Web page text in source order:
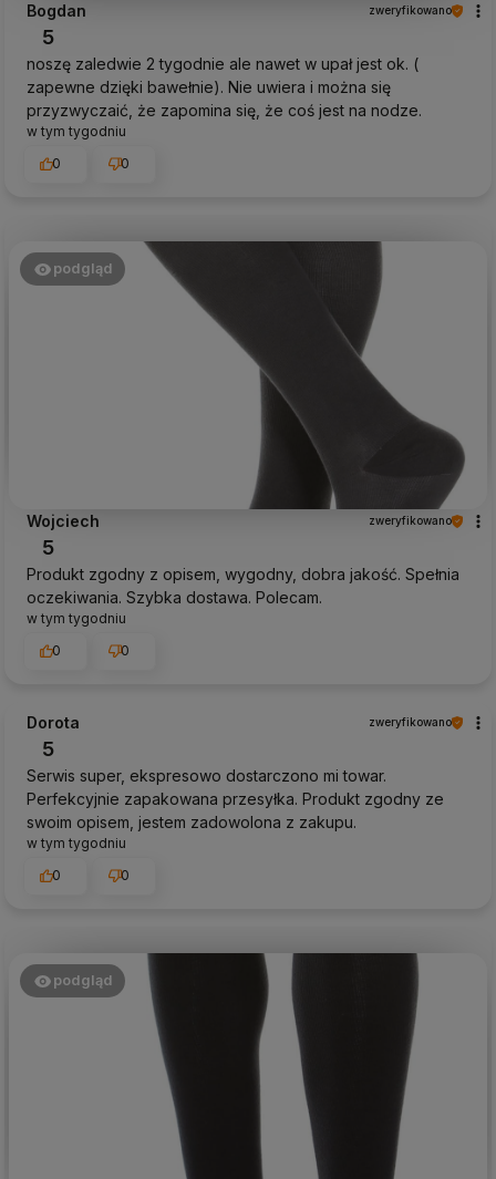
Bogdan zweryfikowano
5
noszę zaledwie 2 tygodnie ale nawet w upał jest ok. (
zapewne dzięki bawełnie). Nie uwiera i można się
przyzwyczaić, że zapomina się, że coś jest na nodze.
w tym tygodniu
0
0
podgląd
Wojciech zweryfikowano
5
Produkt zgodny z opisem, wygodny, dobra jakość. Spełnia
oczekiwania. Szybka dostawa. Polecam.
w tym tygodniu
0
0
Dorota zweryfikowano
5
Serwis super, ekspresowo dostarczono mi towar.
Perfekcyjnie zapakowana przesyłka. Produkt zgodny ze
swoim opisem, jestem zadowolona z zakupu.
w tym tygodniu
0
0
podgląd